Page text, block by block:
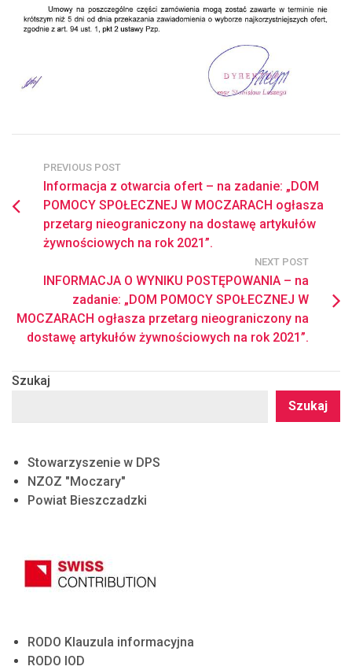
PREVIOUS POST
Informacja z otwarcia ofert – na zadanie: „DOM
POMOCY SPOŁECZNEJ W MOCZARACH ogłasza
przetarg nieograniczony na dostawę artykułów
żywnościowych na rok 2021”.
NEXT POST
INFORMACJA O WYNIKU POSTĘPOWANIA – na
zadanie: „DOM POMOCY SPOŁECZNEJ W
MOCZARACH ogłasza przetarg nieograniczony na
dostawę artykułów żywnościowych na rok 2021”.
Szukaj
Szukaj
Stowarzyszenie w DPS
NZOZ "Moczary"
Powiat Bieszczadzki
RODO Klauzula informacyjna
RODO IOD